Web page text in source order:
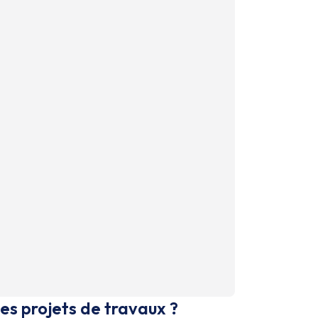
projets de travaux ?